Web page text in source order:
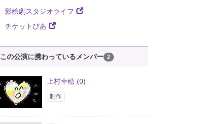
影絵劇スタジオライフ
チケットぴあ
この公演に携わっているメンバー 2
上村幸穂 (0)
制作